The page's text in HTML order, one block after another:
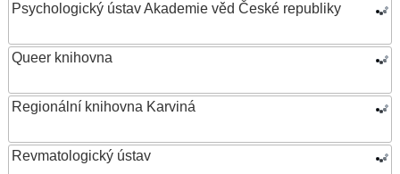
Psychologický ústav Akademie věd České republiky
Queer knihovna
Regionální knihovna Karviná
Revmatologický ústav